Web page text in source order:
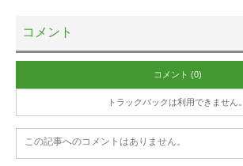
コメント
コメント (0)
トラックバックは利用できません。
この記事へのコメントはありません。